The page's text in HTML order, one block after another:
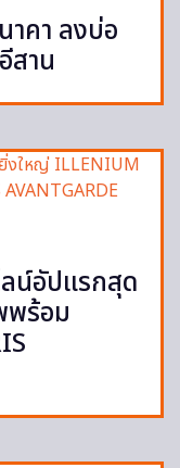
าคา ลงบ่อ
สาน
น์อัปแรกสุด
ร้อม